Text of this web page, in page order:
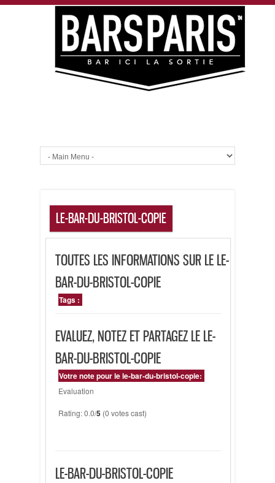
LE-BAR-DU-BRISTOL-COPIE
TOUTES LES INFORMATIONS SUR LE LE-
BAR-DU-BRISTOL-COPIE
Tags :
EVALUEZ, NOTEZ ET PARTAGEZ LE LE-
BAR-DU-BRISTOL-COPIE
Votre note pour le le-bar-du-bristol-copie:
Evaluation
Rating: 0.0/5 (0 votes cast)
LE-BAR-DU-BRISTOL-COPIE